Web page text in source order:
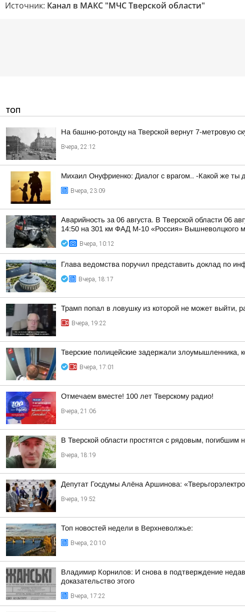
Источник: Канал в МАКС "МЧС Тверской области"
ТОП
На башню-ротонду на Тверской вернут 7-метровую
Вчера, 22:12
Михаил Онуфриенко: Диалог с врагом.. -Какой же ты
Вчера, 23:09
Аварийность за 06 августа. В Тверской области 06
14:50 на 301 км ФАД М-10 «Россия» Вышневолцкого
Вчера, 10:12
Глава ведомства поручил представить доклад по
Вчера, 18:17
Трамп попал в ловушку из которой не может выйти,
Вчера, 19:22
Тверские полицейские задержали злоумышленника,
Вчера, 17:01
Отмечаем вместе! 100 лет Тверскому радио!
Вчера, 21:06
В Тверской области простятся с рядовым, погибшим
Вчера, 18:19
Депутат Госдумы Алёна Аршинова:
Вчера, 19:52
Топ новостей недели в Верхневолжье:
Вчера, 20:10
Владимир Корнилов: И снова в подтверждение
доказательство этого
Вчера, 17:22